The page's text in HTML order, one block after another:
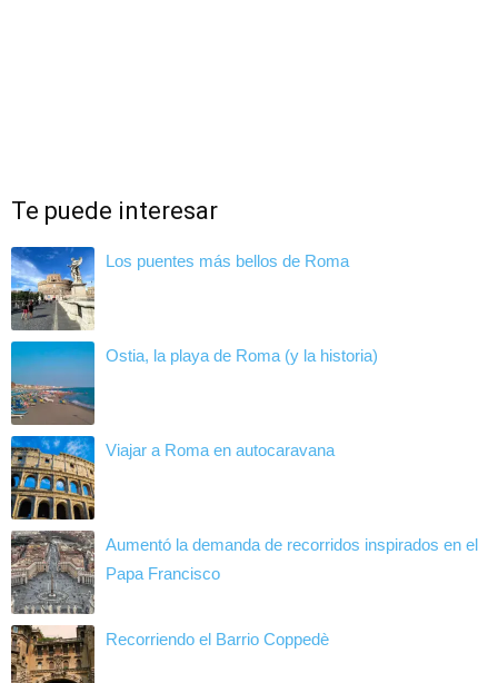
Te puede interesar
Los puentes más bellos de Roma
Ostia, la playa de Roma (y la historia)
Viajar a Roma en autocaravana
Aumentó la demanda de recorridos inspirados en el
Papa Francisco
Recorriendo el Barrio Coppedè